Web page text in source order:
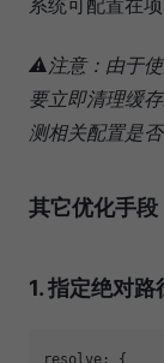
⚠️注意：由于
要立即清理缓
测相关配置是
其它优化手段
1. 指定绝对
resolve: {